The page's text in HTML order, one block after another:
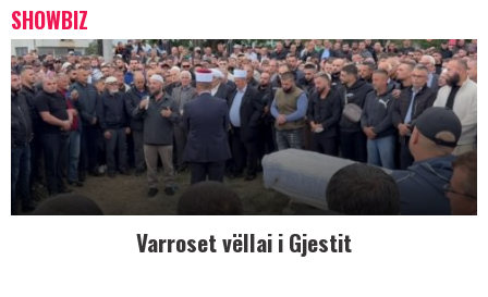
SHOWBIZ
Varroset vëllai i Gjestit